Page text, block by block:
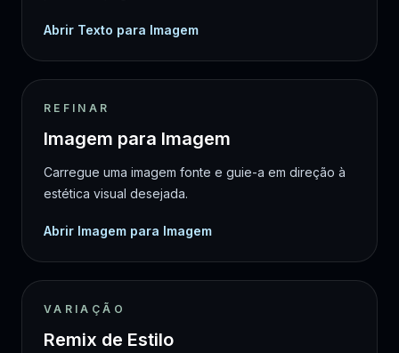
Abrir Texto para Imagem
REFINAR
Imagem para Imagem
Carregue uma imagem fonte e guie-a em direção à
estética visual desejada.
Abrir Imagem para Imagem
VARIAÇÃO
Remix de Estilo